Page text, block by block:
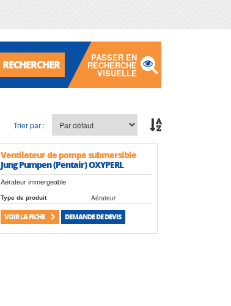
RECHERCHER
PASSER EN
RECHERCHE
VISUELLE
Trier par :
Ventilateur de pompe submersible
Jung Pumpen (Pentair) OXYPERL
Aérateur immergeable
Type de produit Aérateur
VOIR LA FICHE DEMANDE DE DEVIS